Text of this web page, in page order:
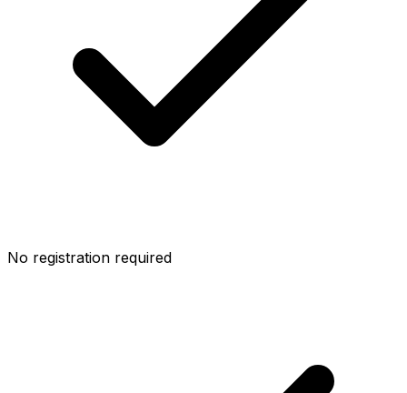
No registration required